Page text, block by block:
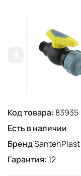
Код товара: 83935
Есть в наличии
БрендSantehPlast
Гарантия: 12